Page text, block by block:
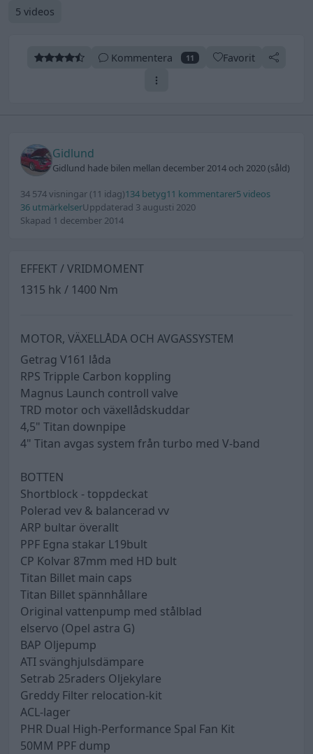
5 videos
Kommentera 11 Favorit
Gidlund
Gidlund hade bilen mellan december 2014 och 2020 (såld)
34 574 visningar (11 idag)134 betyg11 kommentarer5 videos
36 utmärkelserUppdaterad 3 augusti 2020
Skapad 1 december 2014
EFFEKT / VRIDMOMENT
1315 hk / 1400 Nm
MOTOR, VÄXELLÅDA OCH AVGASSYSTEM
Getrag V161 låda
RPS Tripple Carbon koppling
Magnus Launch controll valve
TRD motor och växellådskuddar
4,5" Titan downpipe
4" Titan avgas system från turbo med V-band
BOTTEN
Shortblock - toppdeckat
Polerad vev & balancerad vv
ARP bultar överallt
PPF Egna stakar L19bult
CP Kolvar 87mm med HD bult
Titan Billet main caps
Titan Billet spännhållare
Original vattenpump med stålblad
elservo (Opel astra G)
BAP Oljepump
ATI svänghjulsdämpare
Setrab 25raders Oljekylare
Greddy Filter relocation-kit
ACL-lager
PHR Dual High-Performance Spal Fan Kit
50MM PPF dump